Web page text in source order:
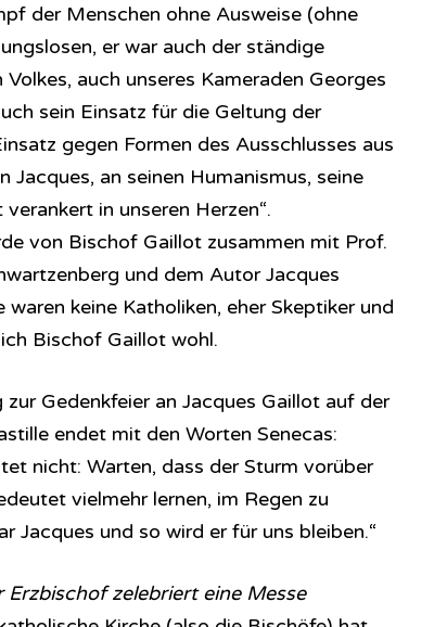
der Menschen ohne Ausweise (ohne
er war auch der ständige
auch unseres Kameraden Georges
sein Einsatz für die Geltung der
gegen Formen des Ausschlusses aus
an seinen Humanismus, seine
in unseren Herzen“.
von Bischof Gaillot zusammen mit Prof.
und dem Autor Jacques
keine Katholiken, eher Skeptiker und
Bischof Gaillot wohl.
zur Gedenkfeier an Jacques Gaillot auf der
endet mit den Worten Senecas:
nicht: Warten, dass der Sturm vorüber
vielmehr lernen, im Regen zu
Jacques und so wird er für uns bleiben.“
Erzbischof zelebriert eine Messe